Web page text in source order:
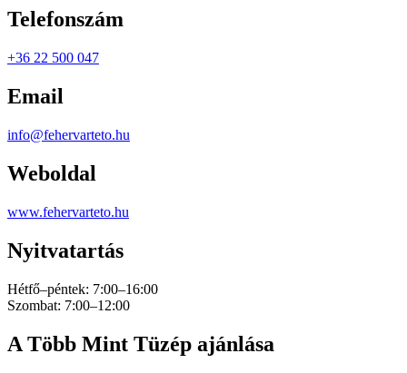
Telefonszám
+36 22 500 047
Email
info@fehervarteto.hu
Weboldal
www.fehervarteto.hu
Nyitvatartás
Hétfő–péntek: 7:00–16:00
Szombat: 7:00–12:00
A Több Mint Tüzép ajánlása